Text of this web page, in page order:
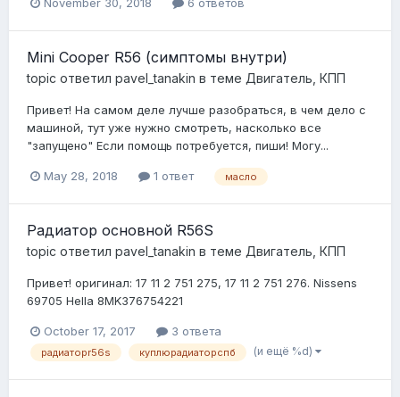
November 30, 2018 6 ответов
Mini Cooper R56 (симптомы внутри)
topic ответил pavel_tanakin в теме Двигатель, КПП
Привет! На самом деле лучше разобраться, в чем дело с
машиной, тут уже нужно смотреть, насколько все
"запущено" Если помощь потребуется, пиши! Могу...
May 28, 2018 1 ответ масло
Радиатор основной R56S
topic ответил pavel_tanakin в теме Двигатель, КПП
Привет! оригинал: 17 11 2 751 275, 17 11 2 751 276. Nissens
69705 Hella 8MK376754221
October 17, 2017 3 ответа
радиаторr56s куплюрадиаторспб (и ещё %d)